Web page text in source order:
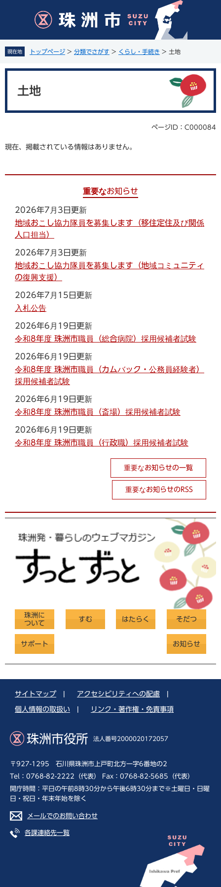
先
頭
で
を
飛
ば
現在地 トップページ > 分類でさがす > くらし・手続き > 土地
土地
ページID：C000084
現在、掲載されている情報はありません。
重要なお知らせ
2026年7月3日更新
地域おこし協力隊員を募集します（移住定住及び関係
人口担当）
2026年7月3日更新
地域おこし協力隊員を募集します（地域コミュニティ
の復興支援）
2026年7月15日更新
入札公告
2026年6月19日更新
令和8年度 珠洲市職員（総合病院）採用候補者試験
2026年6月19日更新
令和8年度 珠洲市職員（カムバック・公務員経験者）
採用候補者試験
2026年6月19日更新
令和8年度 珠洲市職員（斎場）採用候補者試験
2026年6月19日更新
令和8年度 珠洲市職員（行政職）採用候補者試験
重要なお知らせの一覧
重要なお知らせのRSS
珠洲に
ついて
すむ はたらく そだつ
サポート お知らせ
サイトマップ アクセシビリティへの配慮
個人情報の取扱い リンク・著作権・免責事項
珠洲市役所 法人番号2000020172057
〒927-1295 石川県珠洲市上戸町北方一字6番地の2
Tel：0768-82-2222（代表） Fax：0768-82-5685（代表）
開庁時間：平日の午前8時30分から午後6時30分まで※土曜日・日曜
日・祝日・年末年始を除く
メールでのお問い合わせ
各課連絡先一覧